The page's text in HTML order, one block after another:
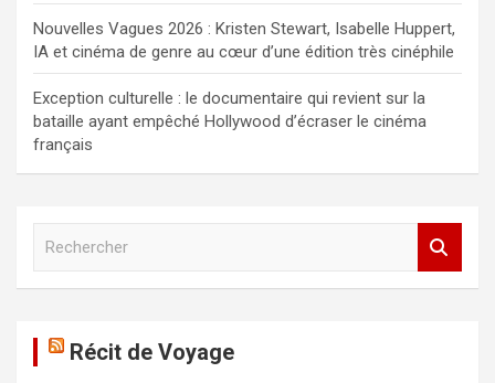
Nouvelles Vagues 2026 : Kristen Stewart, Isabelle Huppert,
IA et cinéma de genre au cœur d’une édition très cinéphile
Exception culturelle : le documentaire qui revient sur la
bataille ayant empêché Hollywood d’écraser le cinéma
français
c
Récit de Voyage